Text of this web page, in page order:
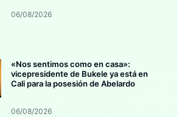
06/08/2026
«Nos sentimos como en casa»:
vicepresidente de Bukele ya está en
Cali para la posesión de Abelardo
06/08/2026